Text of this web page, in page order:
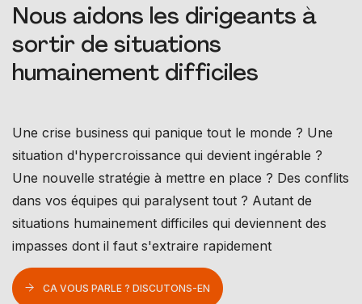
CONTACT
Nous aidons les dirigeants à
sortir de situations
humainement difficiles
Une crise business qui panique tout le monde ? Une
situation d'hypercroissance qui devient ingérable ?
Une nouvelle stratégie à mettre en place ? Des conflits
dans vos équipes qui paralysent tout ? Autant de
situations humainement difficiles qui deviennent des
impasses dont il faut s'extraire rapidement
CA VOUS PARLE ? DISCUTONS-EN